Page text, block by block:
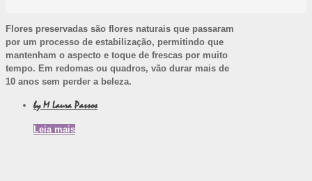
Flores preservadas são flores naturais que passaram
por um processo de estabilização, permitindo que
mantenham o aspecto e toque de frescas por muito
tempo. Em redomas ou quadros, vão durar mais de
10 anos sem perder a beleza.
by M Laura Passos
Leia mais